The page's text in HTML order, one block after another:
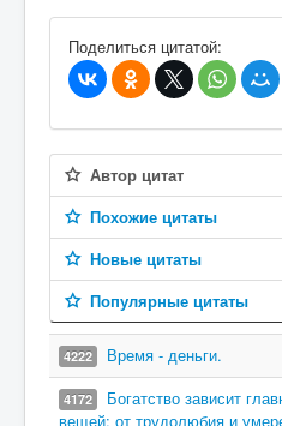
В избранное
Поделиться цитатой:
Автор цитат
Похожие цитаты
Новые цитаты
Популярные цитаты
4222 Время - деньги.
4172
Богатство зависит
вещей: от трудолюбия и